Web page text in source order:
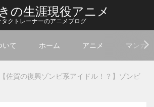
の生涯現役アニメ
タクトレーナーのアニメブログ
いて ホーム アニメ マンガ
【佐賀の復興ゾンビ系アイドル！？】ゾンビ